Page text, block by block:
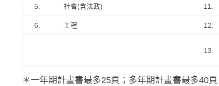
5. 社會(含法政) 11.
6. 工程 12.
13.
＊一年期計畫書最多25頁；多年期計畫書最多40頁